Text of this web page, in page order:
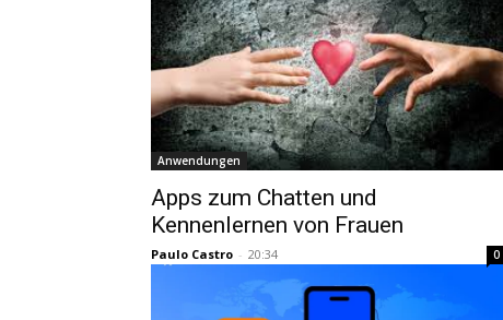
Anwendungen
Apps zum Chatten und
Kennenlernen von Frauen
Paulo Castro - 20:34 0